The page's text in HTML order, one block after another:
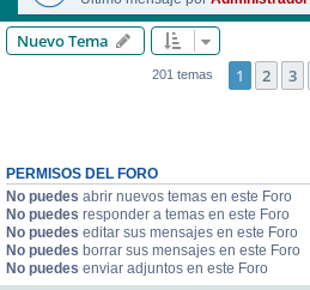
Nuevo Tema
201 temas 1 2 3
PERMISOS DEL FORO
No puedes abrir nuevos temas en este Foro
No puedes responder a temas en este Foro
No puedes editar sus mensajes en este Foro
No puedes borrar sus mensajes en este Foro
No puedes enviar adjuntos en este Foro